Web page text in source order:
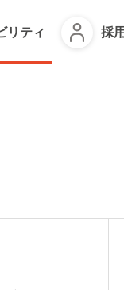
リティ 採